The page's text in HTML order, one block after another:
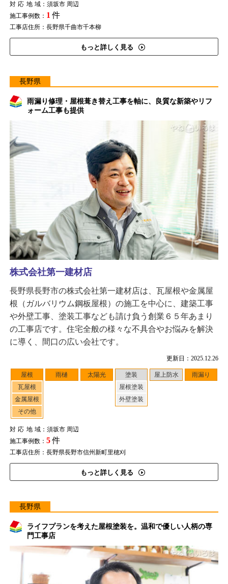
対応地域：須坂市 周辺
施工事例数： 1 件
工事店住所：長野県千曲市千本柳
もっと詳しく見る
長野県
雨漏り修理・屋根葺き替え工事を軸に、良質な新築やリフ
ォーム工事も提供
更新日：2025.12.26
屋根
瓦屋根
金属屋根
その他
雨樋 太陽光
塗装
屋根塗装
外壁塗装
屋上防水 雨漏り
対応地域：須坂市 周辺
施工事例数： 5件
工事店住所：長野県長野市信州新町里穂刈
もっと詳しく見る
株式会社第一建材店
長野県長野市の株式会社第一建材店は、瓦屋根や金属屋
根（ガルバリウム鋼板屋根）の施工を中心に、建築工事
や外壁工事、塗装工事なども請け負う創業６５年あまり
の工事店です。住宅全般の様々な不具合やお悩みを解決
に導く、間口の広い会社です。
長野県
ライフプランを考えた屋根塗装を。温和で優しい人柄の専
門工事店